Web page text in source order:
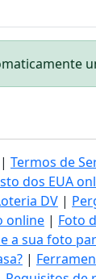
| Termos de
dos EUA
DV |
online | Foto
a sua foto
|